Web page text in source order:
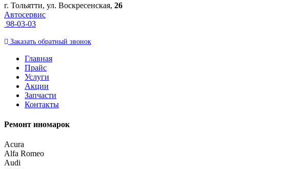
г. Тольятти, ул. Воскресенская, 26
Автосервис
98-03-03
Заказать обратный звонок
Главная
Прайс
Услуги
Акции
Запчасти
Контакты
Ремонт иномарок
Acura
Alfa Romeo
Audi